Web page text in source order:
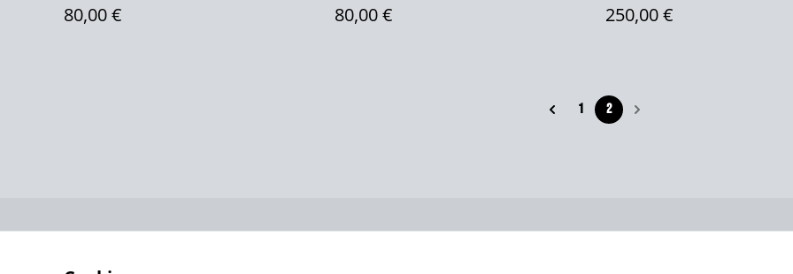
80,00 € 80,00 € 250,00 €
1 2